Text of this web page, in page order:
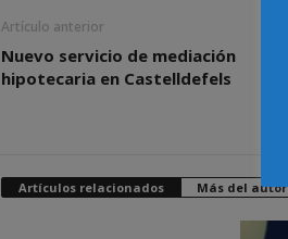
Artículo anterior
Nuevo servicio de mediación
hipotecaria en Castelldefels
Artículos relacionados Más del autor